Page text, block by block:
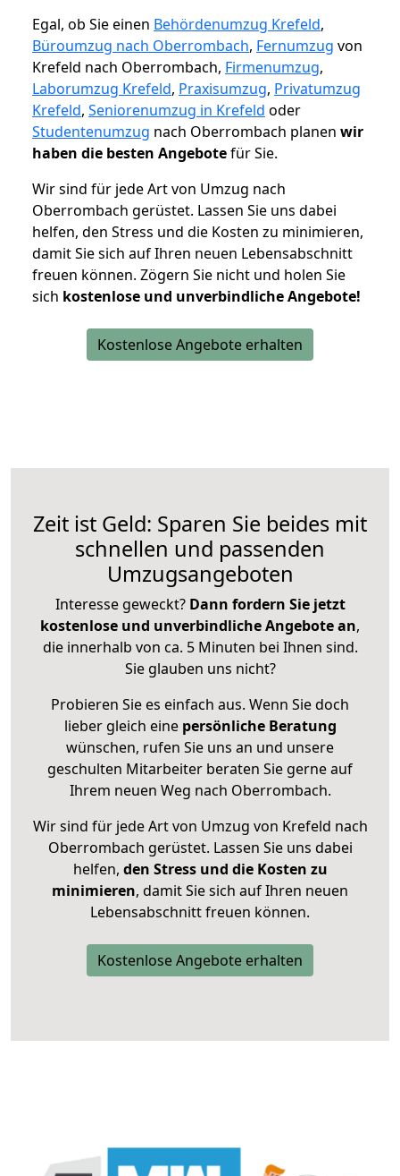
Egal, ob Sie einen Behördenumzug Krefeld,
Büroumzug nach Oberrombach, Fernumzug von
Krefeld nach Oberrombach, Firmenumzug,
Laborumzug Krefeld, Praxisumzug, Privatumzug
Krefeld, Seniorenumzug in Krefeld oder
Studentenumzug nach Oberrombach planen wir
haben die besten Angebotefür Sie.
Wir sind für jede Art von Umzug nach
Oberrombach gerüstet. Lassen Sie uns dabei
helfen, den Stress und die Kosten zu minimieren,
damit Sie sich auf Ihren neuen Lebensabschnitt
freuen können. Zögern Sie nicht und holen Sie
sich kostenlose und unverbindliche Angebote!
Kostenlose Angebote erhalten
Zeit ist Geld: Sparen Sie beides mit
schnellen und passenden
Umzugsangeboten
Interesse geweckt? Dann fordern Sie jetzt
kostenlose und unverbindliche Angebote an,
die innerhalb von ca. 5 Minuten bei Ihnen sind.
Sie glauben uns nicht?
Probieren Sie es einfach aus. Wenn Sie doch
lieber gleich eine persönliche Beratung
wünschen, rufen Sie uns an und unsere
geschulten Mitarbeiter beraten Sie gerne auf
Ihrem neuen Weg nach Oberrombach.
Wir sind für jede Art von Umzug von Krefeld nach
Oberrombach gerüstet. Lassen Sie uns dabei
helfen, den Stress und die Kosten zu
minimieren, damit Sie sich auf Ihren neuen
Lebensabschnitt freuen können.
Kostenlose Angebote erhalten